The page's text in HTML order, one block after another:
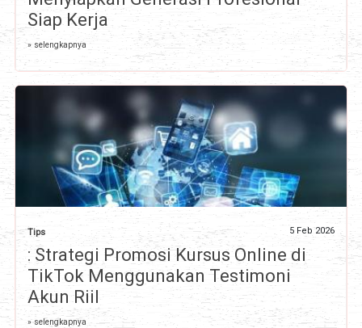
Siap Kerja
» selengkapnya
Tips 5 Feb 2026
: Strategi Promosi Kursus Online di
TikTok Menggunakan Testimoni
Akun Riil
» selengkapnya